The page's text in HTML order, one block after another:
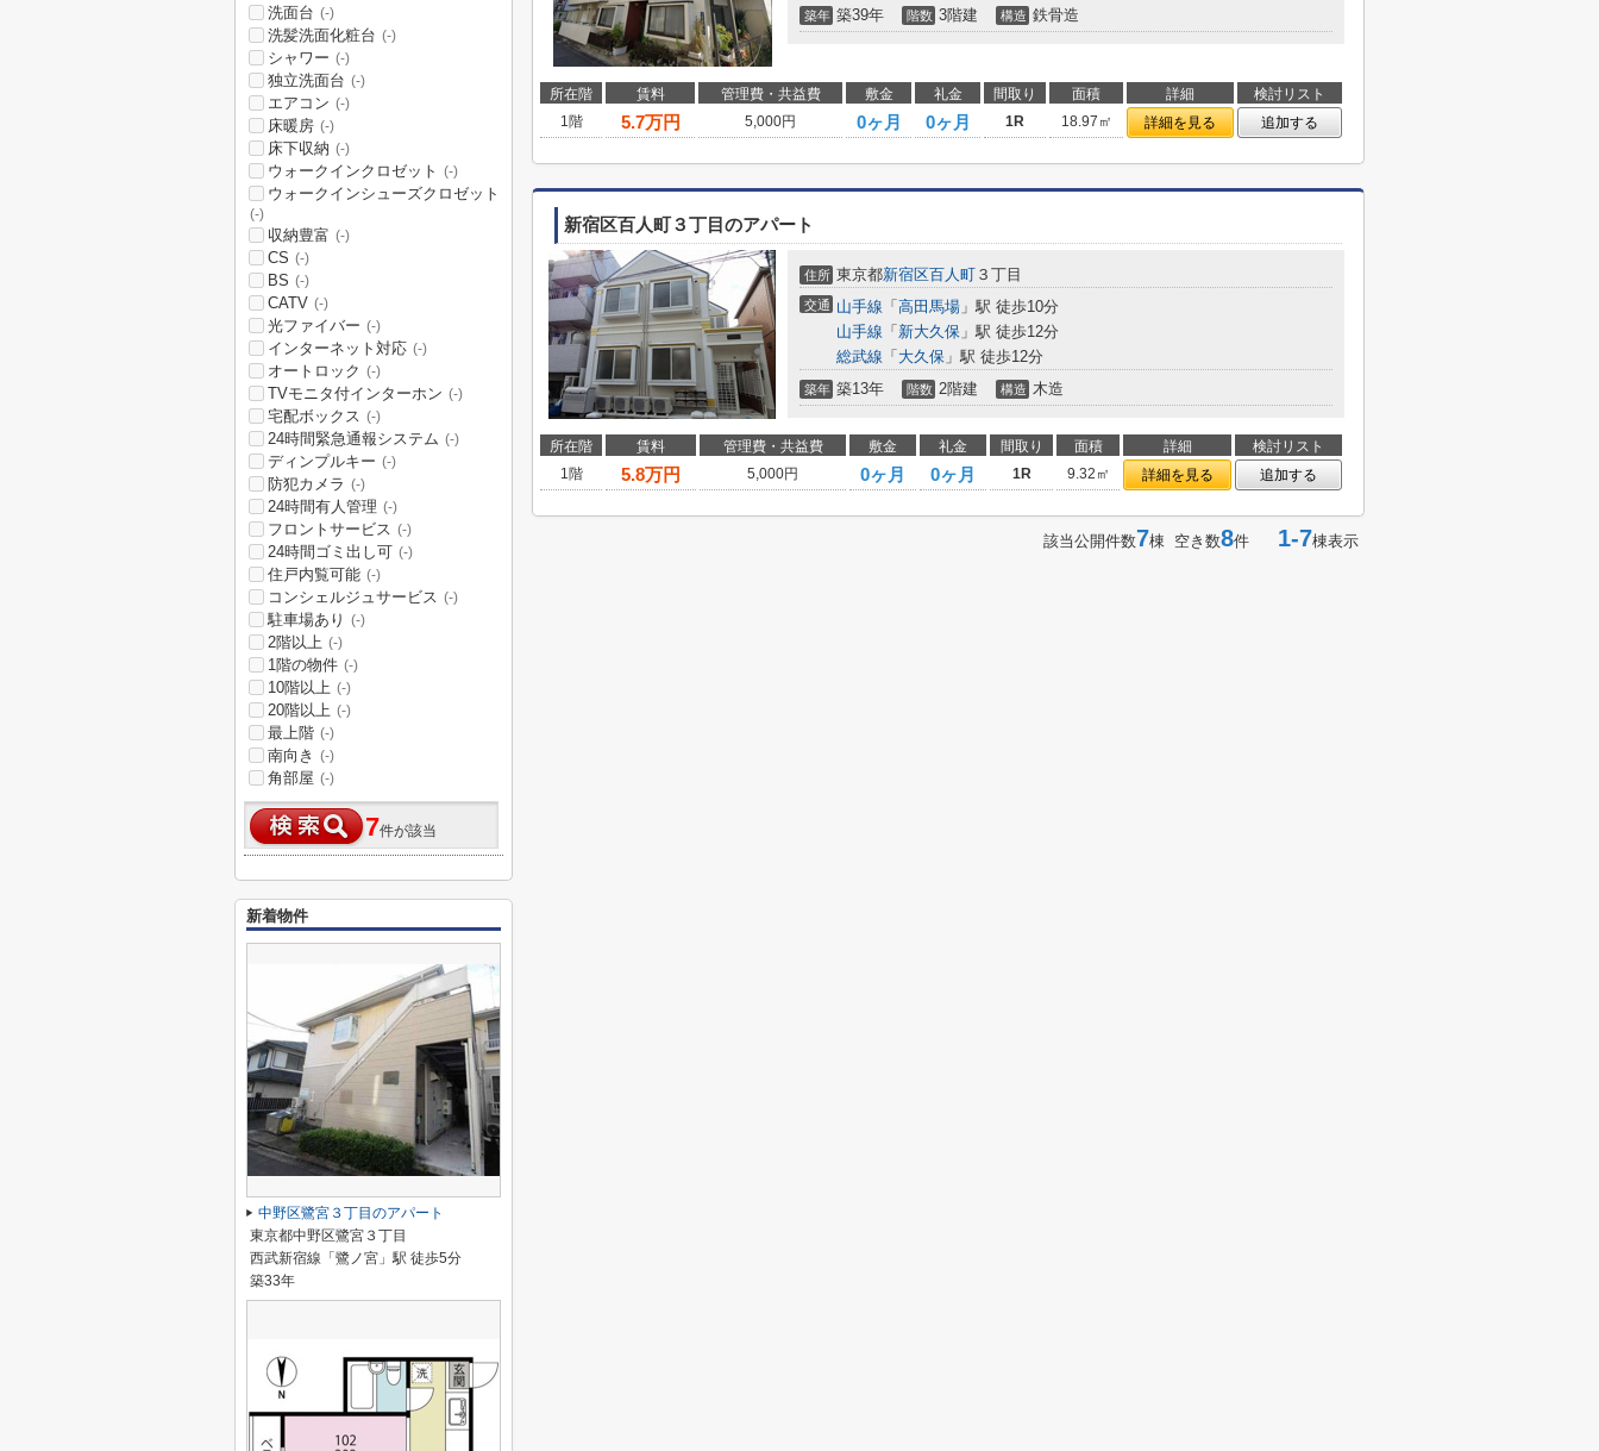
築年 築39年 階数 3階建 構造 鉄骨造
所在階 賃料 管理費・共益費 敷金 礼金 間取り 面積 詳細
検討リスト
1階
5.7万円 5,000円 0ヶ月 0ヶ月 1R 18.97㎡ 詳細を見る 追加する
新宿区百人町３丁目のアパート
住所 東京都新宿区百人町 ３丁目
交通 山手線 「 高田馬場 」駅 徒歩10分
山手線 「 新大久保 」駅 徒歩12分
総武線 「 大久保 」駅 徒歩12分
築年 築13年 階数 2階建 構造 木造
所在階 賃料 管理費・共益費 敷金 礼金 間取り 面積 詳細
検討リスト
1階
5.8万円 5,000円 0ヶ月 0ヶ月 1R 9.32㎡ 詳細を見る 追加する
該当公開件数7棟 空き数8件 1-7棟表示
洗面台 (-)
洗髪洗面化粧台 (-)
シャワー (-)
独立洗面台 (-)
エアコン (-)
床暖房 (-)
床下収納 (-)
ウォークインクロゼット (-)
ウォークインシューズクロゼット
(-)
収納豊富 (-)
CS (-)
BS (-)
CATV (-)
光ファイバー (-)
インターネット対応 (-)
オートロック (-)
TVモニタ付インターホン (-)
宅配ボックス (-)
24時間緊急通報システム (-)
ディンプルキー (-)
防犯カメラ (-)
24時間有人管理 (-)
フロントサービス (-)
24時間ゴミ出し可 (-)
住戸内覧可能 (-)
コンシェルジュサービス (-)
駐車場あり (-)
2階以上 (-)
1階の物件 (-)
10階以上 (-)
20階以上 (-)
最上階 (-)
南向き (-)
角部屋 (-)
7件が該当
新着物件
中野区鷺宮３丁目のアパート
東京都中野区鷺宮３丁目
西武新宿線「鷺ノ宮」駅 徒歩5分
築33年